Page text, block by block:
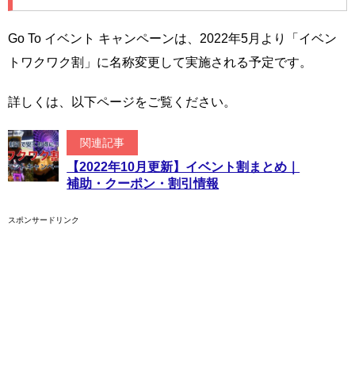
Go To イベント キャンペーンは、2022年5月より「イベン
トワクワク割」に名称変更して実施される予定です。
詳しくは、以下ページをご覧ください。
関連記事
【2022年10月更新】イベント割まとめ｜
補助・クーポン・割引情報
スポンサードリンク